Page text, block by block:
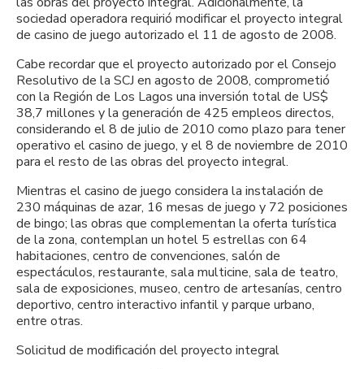
sociedad operadora requirió modificar el proyecto integral
de casino de juego autorizado el 11 de agosto de 2008.
Cabe recordar que el proyecto autorizado por el Consejo
Resolutivo de la SCJ en agosto de 2008, comprometió
con la Región de Los Lagos una inversión total de US$
38,7 millones y la generación de 425 empleos directos,
considerando el 8 de julio de 2010 como plazo para tener
operativo el casino de juego, y el 8 de noviembre de 2010
para el resto de las obras del proyecto integral.
Mientras el casino de juego considera la instalación de
230 máquinas de azar, 16 mesas de juego y 72 posiciones
de bingo; las obras que complementan la oferta turística
de la zona, contemplan un hotel 5 estrellas con 64
habitaciones, centro de convenciones, salón de
espectáculos, restaurante, sala multicine, sala de teatro,
sala de exposiciones, museo, centro de artesanías, centro
deportivo, centro interactivo infantil y parque urbano,
entre otras.
Solicitud de modificación del proyecto integral